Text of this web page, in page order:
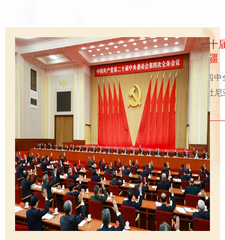
全区干部大会召开 深入学习宣传贯彻党的二十
中全会精神 努力建设社会主义现代化新疆
全区干部大会召开深入学习宣传贯彻党的二十届四中
精神努力建设社会主义现代化新疆陈小江讲话 艾尔肯·吐尼
祖木热提·吾布力努尔兰·阿不都满金何忠友张柱...
全区干部大会召开 深入学习宣传贯彻党的二十届四...
陈小江在克拉玛依宣讲党的二十届四中全会精神
《求是》杂志发表习近平总书记重要文章《经济工...
加紧经济社会发展全面绿色转型
更多信息